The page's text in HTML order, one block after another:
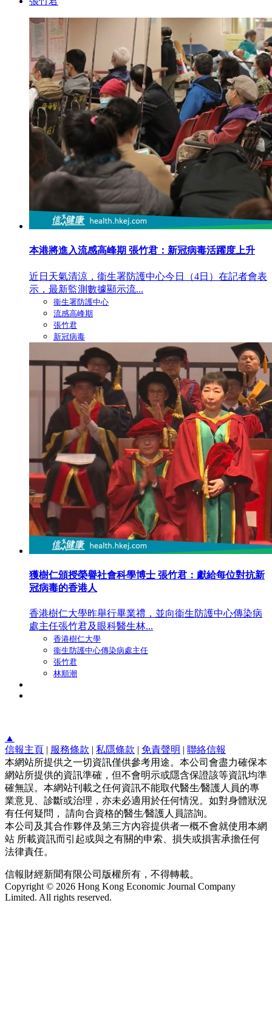
本港將進入流感高峰期 張竹君：新冠病毒活躍度上升
近日天氣清涼，衞生署防護中心今日（4日）在記者會表
示，最新監測數據顯示流...
衞生署防護中心
流感高峰期
張竹君
新冠病毒
獲樹仁頒授榮譽社會科學博士 張竹君：獻給每位對抗新
冠病毒的香港人
香港樹仁大學昨舉行畢業禮，並向衞生防護中心傳染病
處主任張竹君及眼科醫生林...
香港樹仁大學
衞生防護中心傳染病處主任
張竹君
林順潮
▲
信報主頁 | 服務條款 | 私隱條款 | 免責聲明 | 聯絡信報
本網站所提供之一切資訊僅供參考用途。本公司會盡力確保本
網站所提供的資訊準確，但不會明示或隱含保證該等資訊均準
確無誤。本網站刊載之任何資訊不能取代醫生∕醫護人員的專
業意見、診斷或治理，亦未必適用於任何情況。如對身體狀況
有任何疑問， 請向合資格的醫生∕醫護人員諮詢。
本公司及其合作夥伴及第三方內容提供者一概不會就使用本網
站 所載資訊而引起或與之有關的申索、損失或損害承擔任何
法律責任。
信報財經新聞有限公司版權所有，不得轉載。
Copyright © 2026 Hong Kong Economic Journal Company
Limited. All rights reserved.